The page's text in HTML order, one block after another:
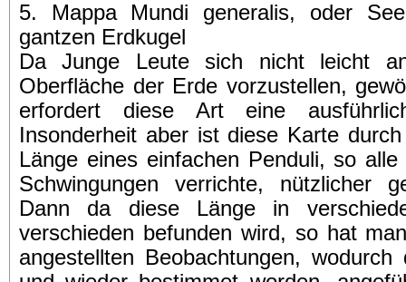
5. Mappa Mundi generalis, oder
gantzen Erdkugel
Da Junge Leute sich nicht leicht
Oberfläche der Erde vorzustellen,
erfordert diese Art eine
Insonderheit aber ist diese Karte
Länge eines einfachen Penduli, so
Schwingungen verrichte, nützlicher
Dann da diese Länge in
verschieden befunden wird, so hat
angestellten Beobachtungen,